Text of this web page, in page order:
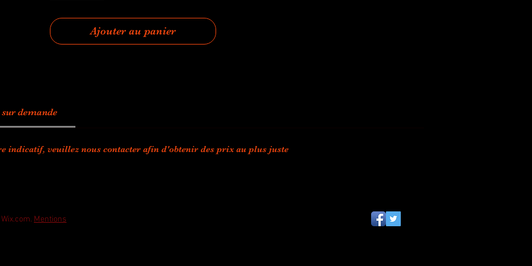
Ajouter au panier
demande
indicatif, veuillez nous contacter afin d'obtenir des prix au plus juste
Mentions